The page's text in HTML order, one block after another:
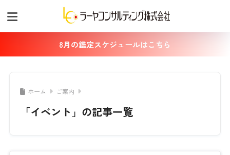
8月の鑑定スケジュールはこちら
ホーム ご案内
「イベント」の記事一覧